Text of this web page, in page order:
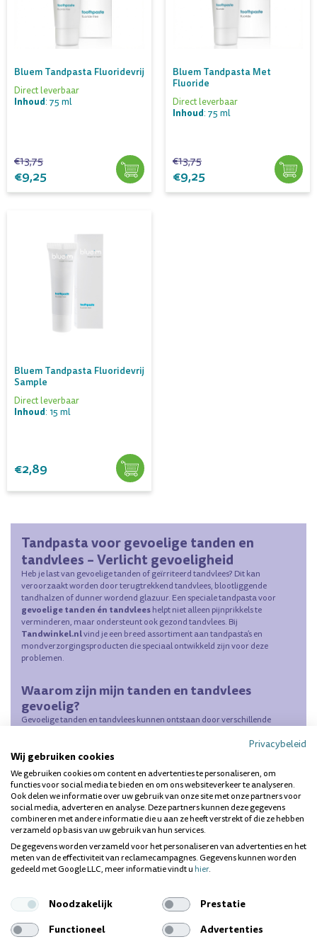
Bluem Tandpasta Fluoridevrij
Direct leverbaar
Inhoud: 75 ml
€13,75
€9,25
Bluem Tandpasta Met
Fluoride
Direct leverbaar
Inhoud: 75 ml
€13,75
€9,25
Bluem Tandpasta Fluoridevrij
Sample
Direct leverbaar
Inhoud: 15 ml
€2,89
Tandpasta voor gevoelige tanden en
tandvlees – Verlicht gevoeligheid
Heb je last van gevoelige tanden of geïrriteerd tandvlees? Dit kan
veroorzaakt worden door terugtrekkend tandvlees, blootliggende
tandhalzen of dunner wordend glazuur. Een speciale tandpasta voor
gevoelige tanden én tandvleeshelpt niet alleen pijnprikkels te
verminderen, maar ondersteunt ook gezond tandvlees. Bij
Tandwinkel.nlvind je een breed assortiment aan tandpasta’s en
mondverzorgingsproducten die speciaal ontwikkeld zijn voor deze
problemen.
Waarom zijn mijn tanden en tandvlees
gevoelig?
Gevoelige tanden en tandvlees kunnen ontstaan door verschillende
Terugtrekkend tandvlees
– waardoor de tandhalzen bloot komen
Glazuurverlies– door zuren, te hard poetsen of tanderosie.
Ontstekingen in het tandvlees – zoals gingivitis of parodontitis.
Bleekbehandelingen of tandheelkundige ingrepen– die tijdelijk
extra gevoeligheid veroorzaken.
tanden en tandvlees
De beste tandpasta’s voor gevoelige tanden en tandvlees bevatten
ingrediënten zoals:
Privacybeleid
Wij gebruiken cookies
We gebruiken cookies om content en advertenties te personaliseren, om
functies voor social media te bieden en om ons websiteverkeer te analyseren.
Ook delen we informatie over uw gebruik van onze site met onze partners voor
social media, adverteren en analyse. Deze partners kunnen deze gegevens
combineren met andere informatie die u aan ze heeft verstrekt of die ze hebben
verzameld op basis van uw gebruik van hun services.
De gegevens worden verzameld voor het personaliseren van advertenties en het
meten van de effectiviteit van reclamecampagnes. Gegevens kunnen worden
gedeeld met Google LLC, meer informatie vindt uhier.
Noodzakelijk
Prestatie
Functioneel
Advertenties